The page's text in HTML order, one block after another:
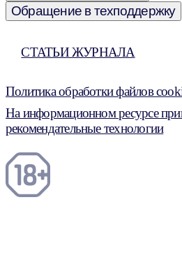
Обращение в техподдержку
СТАТЬИ ЖУРНАЛА
Политика обработки файлов
На информационном ресурсе
рекомендательные технологии